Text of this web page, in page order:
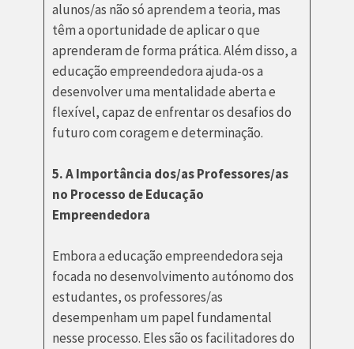
alunos/as não só aprendem a teoria, mas
têm a oportunidade de aplicar o que
aprenderam de forma prática. Além disso, a
educação empreendedora ajuda-os a
desenvolver uma mentalidade aberta e
flexível, capaz de enfrentar os desafios do
futuro com coragem e determinação.
5. A Importância dos/as Professores/as
no Processo de Educação
Empreendedora
Embora a educação empreendedora seja
focada no desenvolvimento autónomo dos
estudantes, os professores/as
desempenham um papel fundamental
nesse processo. Eles são os facilitadores do